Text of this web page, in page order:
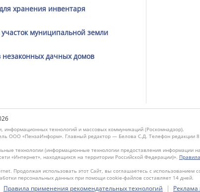
хранения инвентаря
муниципальной земли
незаконных дачных домов
технологий и массовых коммуникаций (Роскомнадзор).
ООО «ПензаИнформ». Главный редактор — Белова С.Д. Телефон редакции
технологии (информационные технологии предоставления информации
«Интернет», находящихся на территории Российской Федерации)».
Продолжая использовать этот Сайт, вы соглашаетесь с использованием
персональных данных при помощи cookie-файлов составляет 14 дней.
Правила применения рекомендательных технологий | Реклама